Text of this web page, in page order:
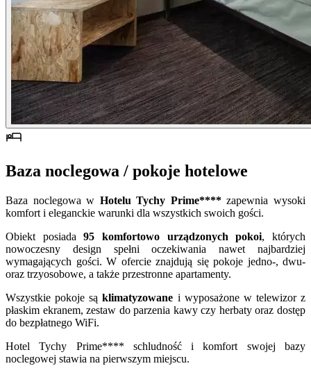
Baza noclegowa / pokoje hotelowe
Baza noclegowa w Hotelu Tychy Prime****zapewnia wysoki
komfort i eleganckie warunki dla wszystkich swoich gości.
Obiekt posiada95 komfortowo urządzonych pokoi, których
nowoczesny design spełni oczekiwania nawet najbardziej
wymagających gości. W ofercie znajdują się pokoje jedno-, dwu-
oraz trzyosobowe, a także przestronne apartamenty.
Wszystkie pokoje sąklimatyzowane i wyposażone w telewizor z
płaskim ekranem, zestaw do parzenia kawy czy herbaty oraz dostęp
do bezpłatnego WiFi.
Hotel Tychy Prime**** schludność i komfort swojej bazy
noclegowej stawia na pierwszym miejscu.